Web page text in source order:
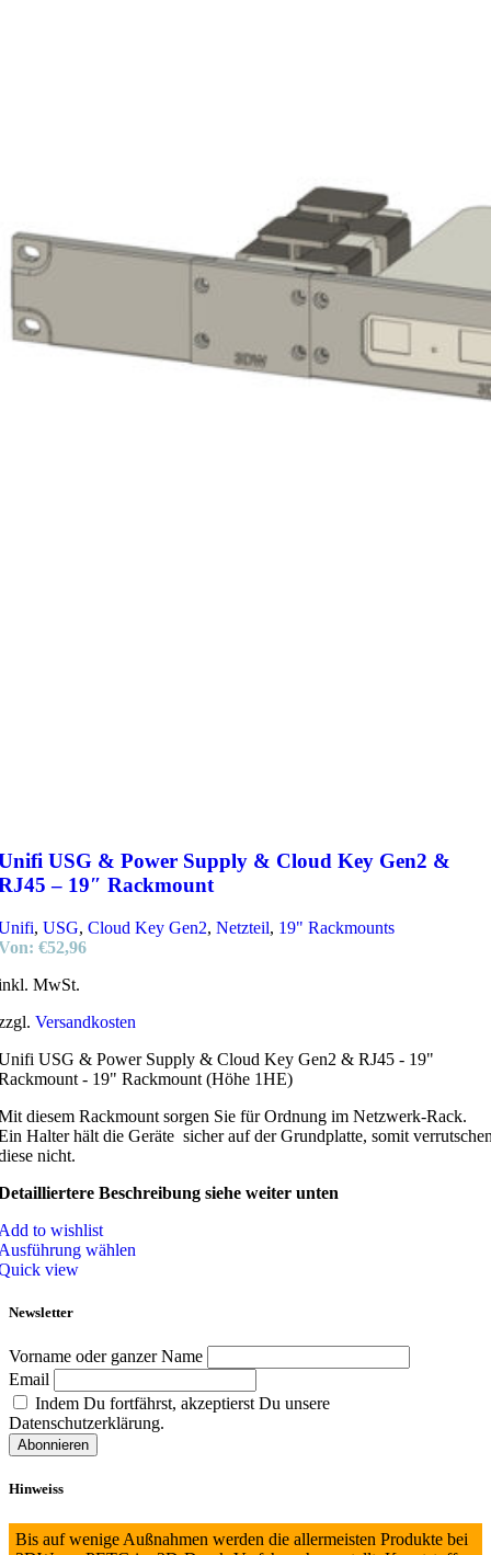
USG & Power Supply & Cloud Key Gen2 &
– 19″ Rackmount
, USG, Cloud Key Gen2, Netzteil, 19" Rackmounts
€52,96
MwSt.
Versandkosten
USG & Power Supply & Cloud Key Gen2 & RJ45 - 19"
- 19" Rackmount (Höhe 1HE)
diesem Rackmount sorgen Sie für Ordnung im Netzwerk-Rack.
Halter hält die Geräte sicher auf der Grundplatte, somit
nicht.
Beschreibung siehe weiter unten
to wishlist
wählen
view
Newsletter
Vorname oder ganzer Name
Email
Indem Du fortfährst, akzeptierst Du unsere
Datenschutzerklärung.
Hinweiss
Bis auf wenige Außnahmen werden die allermeisten Produkte bei